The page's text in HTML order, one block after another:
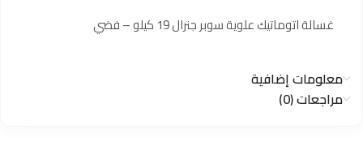
غسالة اتوماتيك علوية سوبر جنرال 19 كيلو – فضي
معلومات إضافية
مراجعات (0)